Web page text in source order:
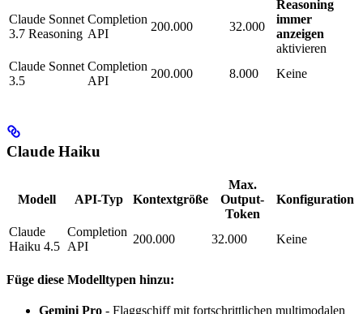
Claude Sonnet
3.7 Reasoning
Completion
API
200.000 32.000
Reasoning
immer
anzeigen
aktivieren
Claude Sonnet
3.5
Completion
API
200.000 8.000 Keine
Claude Haiku
Modell API-Typ Kontextgröße
Max.
Output-
Token
Konfiguration
Claude
Haiku 4.5
Completion
API
200.000 32.000 Keine
Füge diese Modelltypen hinzu:
Gemini Pro - Flaggschiff mit fortschrittlichen multimodalen